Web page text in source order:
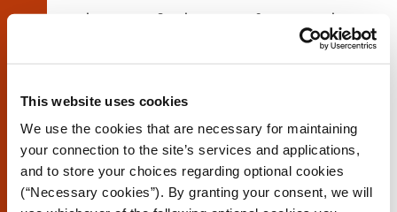
This website uses cookies
We use the cookies that are necessary for maintaining
your connection to the site’s services and applications,
and to store your choices regarding optional cookies
(“Necessary cookies”). By granting your consent, we will
Επίσης, προσδιορίστε ποιος θα εργαστεί
θα κοινοποιούνται. Τα δεδομένα μπορούν
να αποθηκευτούν σε φακέλους, σε
Google Drive, σε έναν εξωτερικό σκληρό
δίσκο (εάν είναι πολύ ευαίσθητα για να
αποθηκευτούν στο διαδίκτυο), σε βάσεις
δεδομένων, π.χ. σε κοινόχρηστες βάσεις